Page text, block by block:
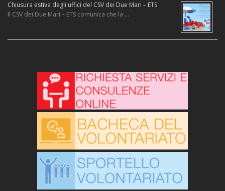
Chiusura estiva degli uffici del CSV dei Due Mari – ETS
Il CSV dei Due Mari – ETS comunica che la …